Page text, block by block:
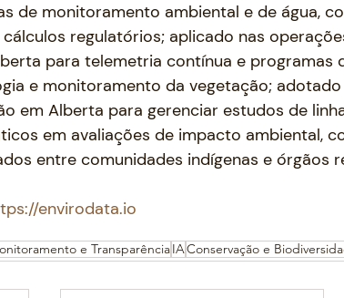
de monitoramento ambiental e de água,
regulatórios; aplicado nas
para telemetria contínua e programas
e monitoramento da vegetação;
em Alberta para gerenciar estudos de
em avaliações de impacto ambiental,
entre comunidades indígenas e órgãos
envirodata.io
e TransparênciaIAConservação e